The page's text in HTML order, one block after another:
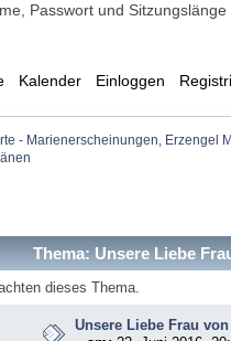
Passwort und Sitzungslänge
Kalender Einloggen
- Marienerscheinungen, Erzengel
Thema: Unsere Liebe
dieses Thema.
Unsere Liebe Frau